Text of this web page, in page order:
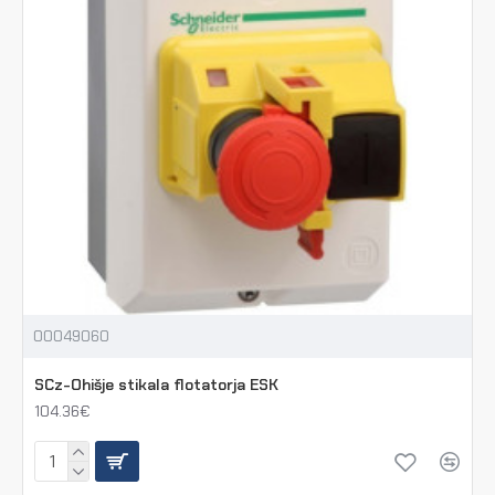
00049060
SCz-Ohišje stikala flotatorja ESK
104.36€